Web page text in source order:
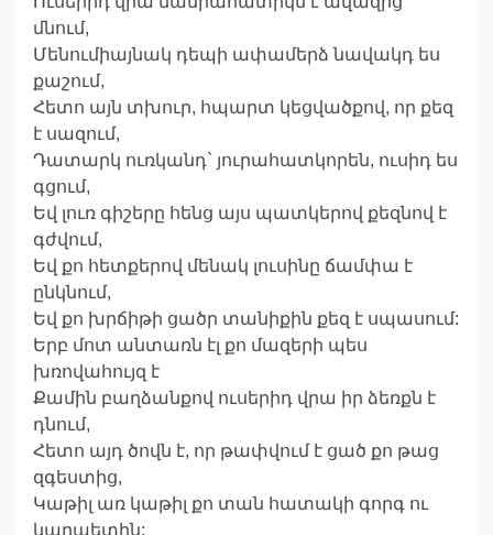
մնում,
Մենումիայնակ դեպի ափամերձ նավակդ ես
քաշում,
Հետո այն տխուր, հպարտ կեցվածքով, որ քեզ
է սազում,
Դատարկ ուռկանդ` յուրահատկորեն, ուսիդ ես
գցում,
Եվ լուռ գիշերը հենց այս պատկերով քեզնով է
գժվում,
Եվ քո հետքերով մենակ լուսինը ճամփա է
ընկնում,
Եվ քո խրճիթի ցածր տանիքին քեզ է սպասում:
Երբ մոտ անտառն էլ քո մազերի պես
խռովահույզ է
Քամին բաղձանքով ուսերիդ վրա իր ձեռքն է
դնում,
Հետո այդ ծովն է, որ թափվում է ցած քո թաց
զգեստից,
Կաթիլ առ կաթիլ քո տան հատակի գորգ ու
կարպետին: